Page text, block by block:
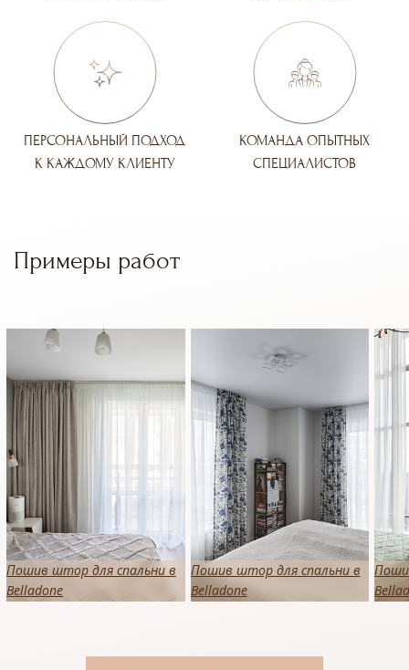
ПЕРСОНАЛЬНЫЙ ПОДХОД
К КАЖДОМУ КЛИЕНТУ
КОМАНДА ОПЫТНЫХ
СПЕЦИАЛИСТОВ
Примеры работ
Пошив штор для спальни в
Belladone
Пошив штор для спальни в
Belladone